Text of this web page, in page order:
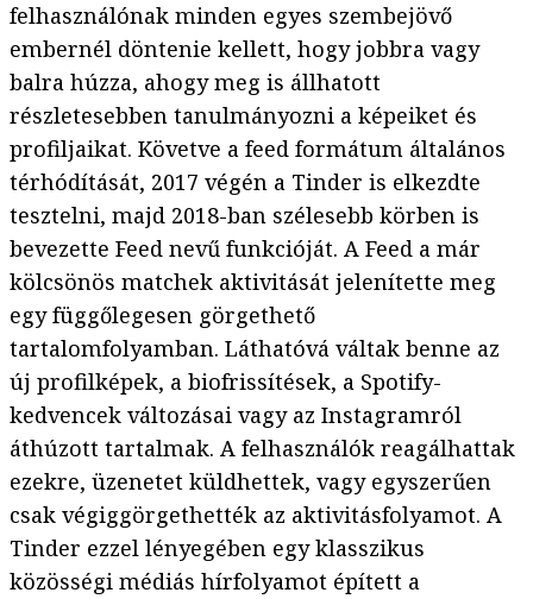
felhasználónak minden egyes szembejövő
embernél döntenie kellett, hogy jobbra vagy
balra húzza, ahogy meg is állhatott
részletesebben tanulmányozni a képeiket és
profiljaikat. Követve a feed formátum általános
térhódítását, 2017 végén a Tinder is elkezdte
tesztelni, majd 2018-ban szélesebb körben is
bevezette Feed nevű funkcióját. A Feed a már
kölcsönös matchek aktivitását jelenítette meg
egy függőlegesen görgethető
tartalomfolyamban. Láthatóvá váltak benne az
új profilképek, a biofrissítések, a Spotify-
kedvencek változásai vagy az Instagramról
áthúzott tartalmak. A felhasználók reagálhattak
ezekre, üzenetet küldhettek, vagy egyszerűen
csak végiggörgethették az aktivitásfolyamot. A
Tinder ezzel lényegében egy klasszikus
közösségi médiás hírfolyamot épített a